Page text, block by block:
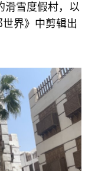
滑雪度假村，以
界》中剪辑出